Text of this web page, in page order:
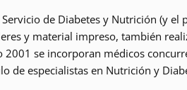
de Diabetes y Nutrición (y el
y material impreso, también
se incorporan médicos
de especialistas en Nutrición y